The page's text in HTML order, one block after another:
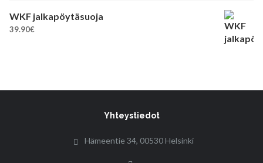
WKF jalkapöytäsuoja
39.90€
Yhteystiedot
Hämeentie 34, 00530 Helsinki